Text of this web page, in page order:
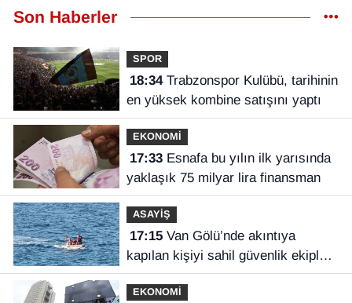
Son Haberler
SPOR
18:34Trabzonspor Kulübü, tarihinin
en yüksek kombine satışını yaptı
EKONOMİ
17:33Esnafa bu yılın ilk yarısında
yaklaşık 75 milyar lira finansman
ASAYİŞ
17:15Van Gölü’nde akıntıya
kapılan kişiyi sahil güvenlik ekipleri
kurtardı
EKONOMİ